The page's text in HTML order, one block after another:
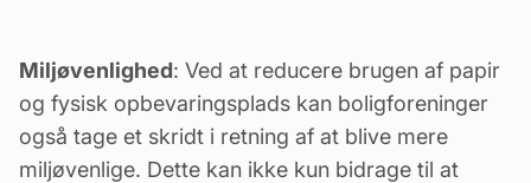
Miljøvenlighed: Ved at reducere brugen af papir
og fysisk opbevaringsplads kan boligforeninger
også tage et skridt i retning af at blive mere
miljøvenlige. Dette kan ikke kun bidrage til at